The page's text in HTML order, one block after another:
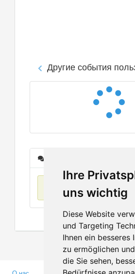
Ihre
uns wichtig
Diese Website
und Targeting
Ihnen ein besseres
zu ermöglichen
die Sie sehen,
Другие события